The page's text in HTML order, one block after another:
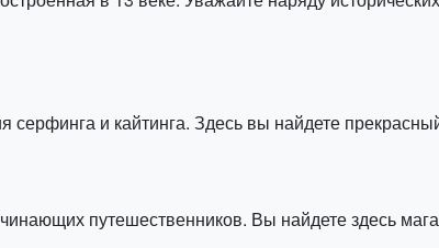
серфинга и кайтинга. Здесь вы найдете
путешественников. Вы найдете здесь